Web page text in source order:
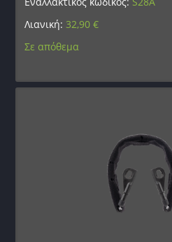
Λιανική: 32,90€
Σε απόθεμα